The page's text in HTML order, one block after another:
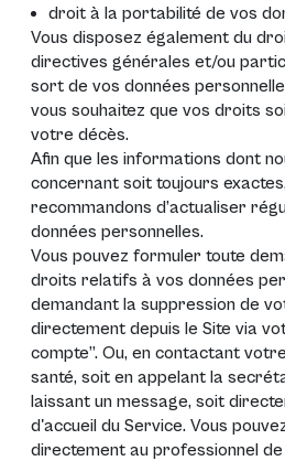
droit à la portabilité de vos
Vous disposez également du
directives générales et/ou
sort de vos données
vous souhaitez que vos droits
votre décès.
Afin que les informations dont
concernant soit toujours
recommandons d’actualiser
données personnelles.
Vous pouvez formuler toute
droits relatifs à vos données
demandant la suppression de
directement depuis le Site via
compte”. Ou, en contactant
santé, soit en appelant la
laissant un message, soit
d'accueil du Service. Vous
directement au professionnel